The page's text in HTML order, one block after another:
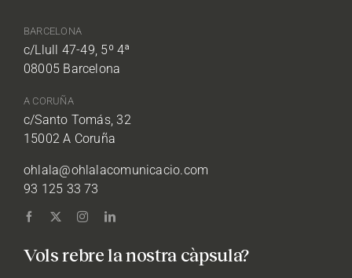
BARCELONA
c/Llull 47-49, 5º 4ª
08005 Barcelona
A CORUÑA
c/Santo Tomás, 32
15002 A Coruña
ohlala@ohlalacomunicacio.com
93 125 33 73
Vols rebre la nostra càpsula?